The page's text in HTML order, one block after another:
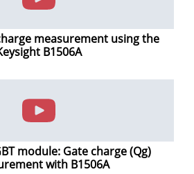
measurement using the
B1506A
module: Gate charge (Qg)
with B1506A